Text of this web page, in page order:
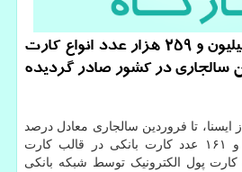
نیازگاه: بیش از 395 میلیون و 259 هزار عدد انواع کارت
سالجاری در کشور صادر گردیده
ایسنا، تا فروردین سالجاری معادل درصد
۳۹۵ میلیون و ۲۵۹ هزار و ۱۶۱ عدد کارت بانکی در قالب کارت
کارت پول الکترونیک توسط شبکه بانکی